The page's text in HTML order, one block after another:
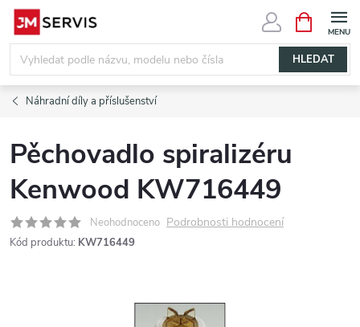
Přejít
obsah
HLEDAT
NÁKUPNÍ
KOŠÍK
Náhradní díly a příslušenství
Pěchovadlo spiralizéru
Kenwood KW716449
Neohodnoceno Podrobnosti hodnocení
Kód produktu: KW716449